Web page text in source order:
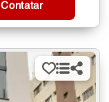
Contatar